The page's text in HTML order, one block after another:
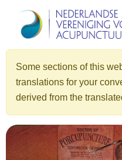
Some sections of this
translations for your
derived from the